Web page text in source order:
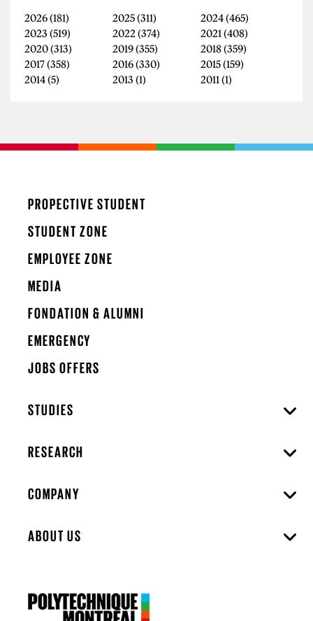
2026(181) 2025(311) 2024(465)
2023 (519) 2022 (374) 2021(408)
2020(313) 2019(355) 2018(359)
2017(358) 2016(330) 2015(159)
2014(5) 2013 (1) 2011(1)
PROPECTIVE STUDENT
STUDENT ZONE
EMPLOYEE ZONE
MEDIA
FONDATION & ALUMNI
EMERGENCY
JOBS OFFERS
STUDIES
RESEARCH
COMPANY
ABOUT US